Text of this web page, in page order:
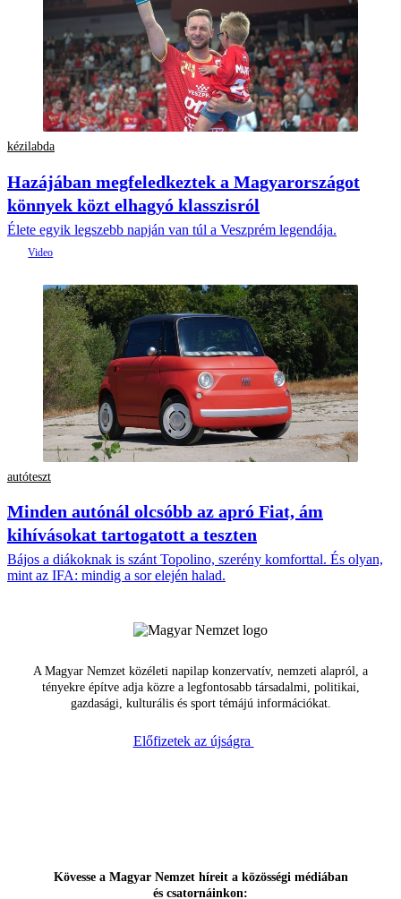
kézilabda
Hazájában megfeledkeztek a Magyarországot
könnyek közt elhagyó klasszisról
Élete egyik legszebb napján van túl a Veszprém legendája.
autóteszt
Minden autónál olcsóbb az apró Fiat, ám
kihívásokat tartogatott a teszten
Bájos a diákoknak is szánt Topolino, szerény komforttal. És olyan,
mint az IFA: mindig a sor elején halad.
A Magyar Nemzet közéleti napilap konzervatív, nemzeti alapról, a
tényekre építve adja közre a legfontosabb társadalmi, politikai,
gazdasági, kulturális és sport témájú információkat.
Előfizetek az újságra
Kövesse a Magyar Nemzet híreit a közösségi médiában
és csatornáinkon: